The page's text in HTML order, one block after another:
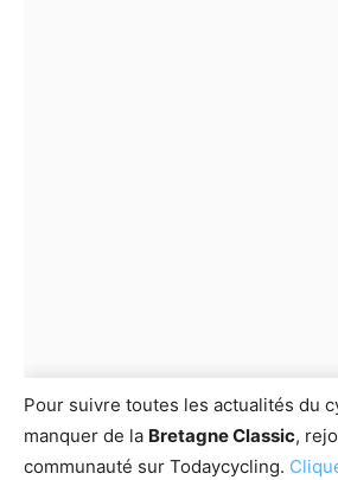
Pour suivre toutes les actualités du
manquer de la Bretagne Classic,
communauté sur Todaycycling.